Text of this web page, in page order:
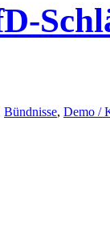
Bündnisse, Demo /